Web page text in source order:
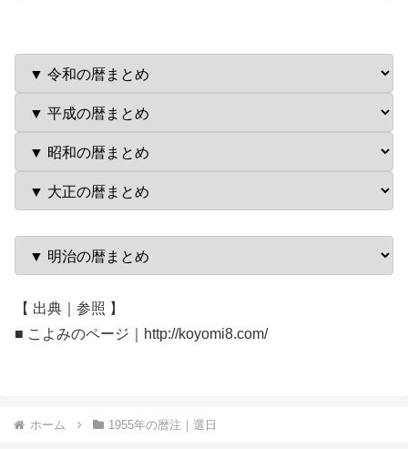
【 出典｜参照 】
■ こよみのページ｜http://koyomi8.com/
ホーム 1955年の暦注｜選日